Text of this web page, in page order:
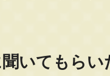
いてもらい